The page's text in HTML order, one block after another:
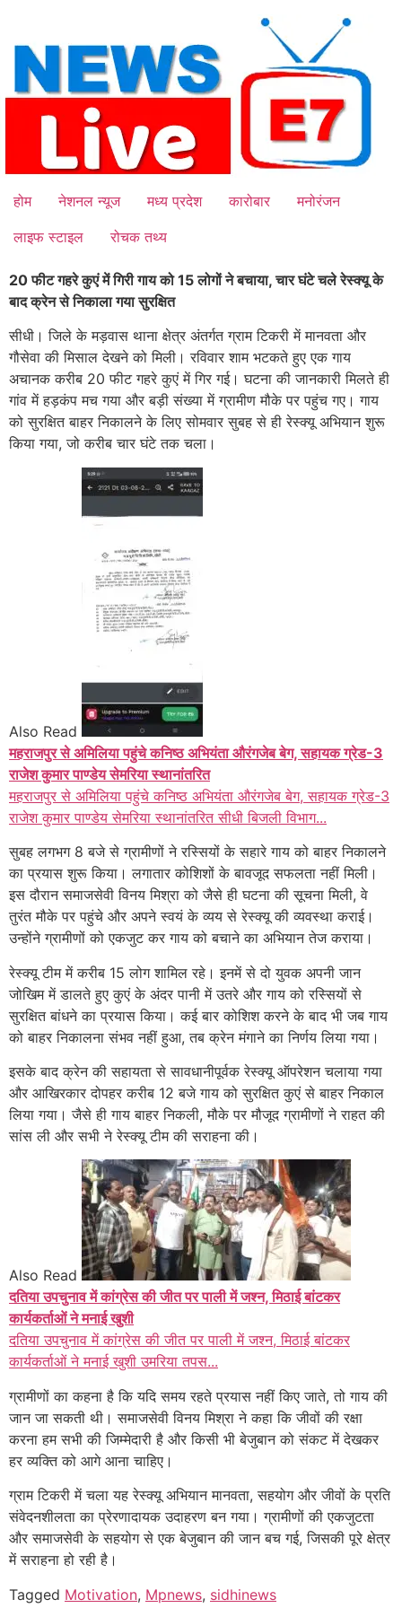
content
होम नेशनल न्यूज मध्य प्रदेश कारोबार
मनोरंजन
लाइफ स्टाइल
रोचक तथ्य
20 फीट गहरे कुएं में गिरी गाय को 15 लोगों ने बचाया, चार घंटे चले रेस्क्यू के
बाद क्रेन से निकाला गया सुरक्षित
सीधी। जिले के मड़वास थाना क्षेत्र अंतर्गत ग्राम टिकरी में मानवता और
गौसेवा की मिसाल देखने को मिली। रविवार शाम भटकते हुए एक गाय
अचानक करीब 20 फीट गहरे कुएं में गिर गई। घटना की जानकारी मिलते ही
गांव में हड़कंप मच गया और बड़ी संख्या में ग्रामीण मौके पर पहुंच गए। गाय
को सुरक्षित बाहर निकालने के लिए सोमवार सुबह से ही रेस्क्यू अभियान शुरू
किया गया, जो करीब चार घंटे तक चला।
Also Read
महराजपुर से अमिलिया पहुंचे कनिष्ठ अभियंता औरंगजेब बेग, सहायक ग्रेड-3
राजेश कुमार पाण्डेय सेमरिया स्थानांतरित
महराजपुर से अमिलिया पहुंचे कनिष्ठ अभियंता औरंगजेब बेग, सहायक ग्रेड-3
राजेश कुमार पाण्डेय सेमरिया स्थानांतरित सीधी बिजली विभाग...
सुबह लगभग 8 बजे से ग्रामीणों ने रस्सियों के सहारे गाय को बाहर निकालने
का प्रयास शुरू किया। लगातार कोशिशों के बावजूद सफलता नहीं मिली।
इस दौरान समाजसेवी विनय मिश्रा को जैसे ही घटना की सूचना मिली, वे
तुरंत मौके पर पहुंचे और अपने स्वयं के व्यय से रेस्क्यू की व्यवस्था कराई।
उन्होंने ग्रामीणों को एकजुट कर गाय को बचाने का अभियान तेज कराया।
रेस्क्यू टीम में करीब 15 लोग शामिल रहे। इनमें से दो युवक अपनी जान
जोखिम में डालते हुए कुएं के अंदर पानी में उतरे और गाय को रस्सियों से
सुरक्षित बांधने का प्रयास किया। कई बार कोशिश करने के बाद भी जब गाय
को बाहर निकालना संभव नहीं हुआ, तब क्रेन मंगाने का निर्णय लिया गया।
इसके बाद क्रेन की सहायता से सावधानीपूर्वक रेस्क्यू ऑपरेशन चलाया गया
और आखिरकार दोपहर करीब 12 बजे गाय को सुरक्षित कुएं से बाहर निकाल
लिया गया। जैसे ही गाय बाहर निकली, मौके पर मौजूद ग्रामीणों ने राहत की
सांस ली और सभी ने रेस्क्यू टीम की सराहना की।
Also Read
दतिया उपचुनाव में कांग्रेस की जीत पर पाली में जश्न, मिठाई बांटकर
कार्यकर्ताओं ने मनाई खुशी
दतिया उपचुनाव में कांग्रेस की जीत पर पाली में जश्न, मिठाई बांटकर
कार्यकर्ताओं ने मनाई खुशी उमरिया तपस...
ग्रामीणों का कहना है कि यदि समय रहते प्रयास नहीं किए जाते, तो गाय की
जान जा सकती थी। समाजसेवी विनय मिश्रा ने कहा कि जीवों की रक्षा
करना हम सभी की जिम्मेदारी है और किसी भी बेजुबान को संकट में देखकर
हर व्यक्ति को आगे आना चाहिए।
ग्राम टिकरी में चला यह रेस्क्यू अभियान मानवता, सहयोग और जीवों के प्रति
संवेदनशीलता का प्रेरणादायक उदाहरण बन गया। ग्रामीणों की एकजुटता
और समाजसेवी के सहयोग से एक बेजुबान की जान बच गई, जिसकी पूरे क्षेत्र
में सराहना हो रही है।
Tagged Motivation, Mpnews, sidhinews